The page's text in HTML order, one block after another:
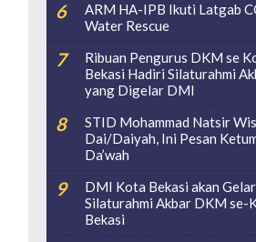
ARM HA-IPB Ikuti Latgab
Water Rescue
Ribuan Pengurus DKM se
Bekasi Hadiri Silaturahmi
yang Digelar DMI
STID Mohammad Natsir
Dai/Daiyah, Ini Pesan
Da’wah
DMI Kota Bekasi akan Gelar
Silaturahmi Akbar DKM se-
Bekasi